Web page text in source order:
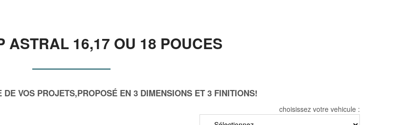
ASTRAL 16,17 OU 18 POUCES
VOS PROJETS,PROPOSÉ EN 3 DIMENSIONS ET 3 FINITIONS!
choisissez votre vehicule :